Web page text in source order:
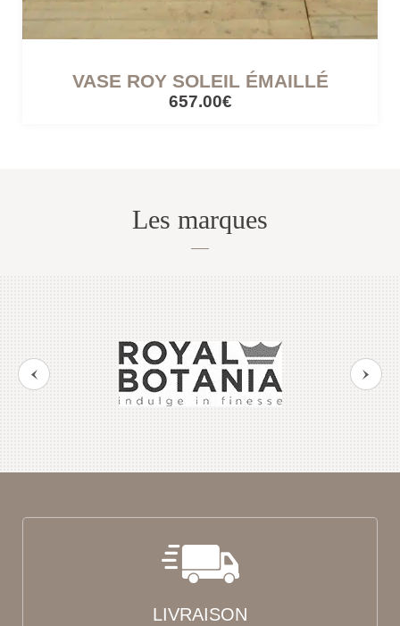
Accessoires et pieds
CÔTÉ LUMIÈRE
CUISINES ET PIQUE-NIQUE
SERRES ET ABRIS
Cabanes / cabines
VASE ROY SOLEIL ÉMAILLÉ
657.00€
Les marques
LIVRAISON